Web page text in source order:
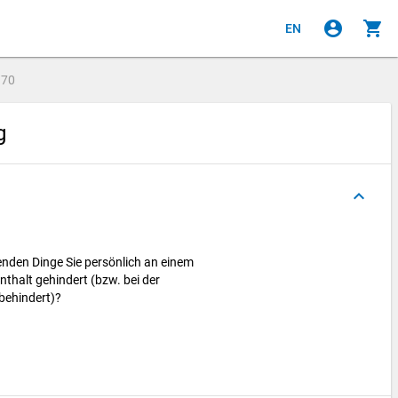
EN account_circle shopping_cart
70
keyboard_arrow_up
Dinge Sie persönlich an einem
gehindert (bzw. bei der